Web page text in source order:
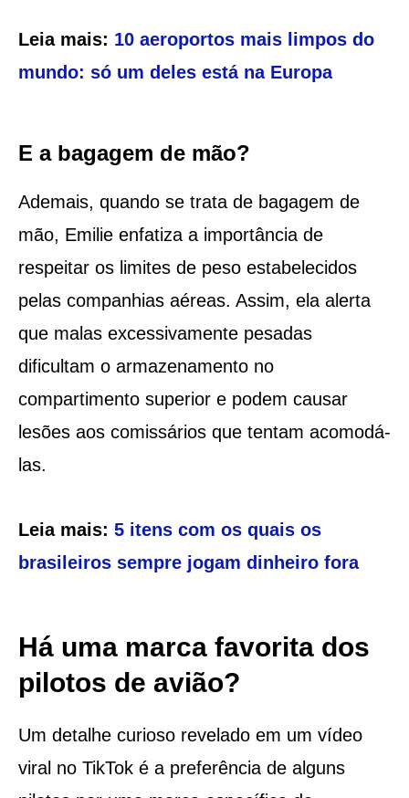
Leia mais: 10 aeroportos mais limpos do
mundo: só um deles está na Europa
E a bagagem de mão?
Ademais, quando se trata de bagagem de
mão, Emilie enfatiza a importância de
respeitar os limites de peso estabelecidos
pelas companhias aéreas. Assim, ela alerta
que malas excessivamente pesadas
dificultam o armazenamento no
compartimento superior e podem causar
lesões aos comissários que tentam acomodá-
las.
Leia mais: 5 itens com os quais os
brasileiros sempre jogam dinheiro fora
Há uma marca favorita dos
pilotos de avião?
Um detalhe curioso revelado em um vídeo
viral no TikTok é a preferência de alguns